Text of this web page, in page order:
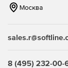
Москва
8 (495) 232-00-